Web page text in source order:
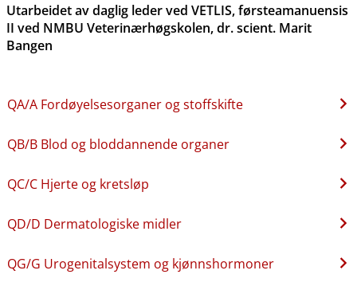
Utarbeidet av daglig leder ved VETLIS, førsteamanuensis
II ved NMBU Veterinærhøgskolen, dr. scient. Marit
Bangen
QA​/​A Fordøyelsesorganer og stoffskifte
QB​/​B Blod og bloddannende organer
QC​/​C Hjerte og kretsløp
QD​/​D Dermatologiske midler
QG​/​G Urogenitalsystem og kjønnshormoner